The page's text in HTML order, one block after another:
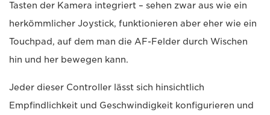
Tasten der Kamera integriert – sehen zwar aus wie ein
herkömmlicher Joystick, funktionieren aber eher wie ein
Touchpad, auf dem man die AF-Felder durch Wischen
hin und her bewegen kann.
Jeder dieser Controller lässt sich hinsichtlich
Empfindlichkeit und Geschwindigkeit konfigurieren und